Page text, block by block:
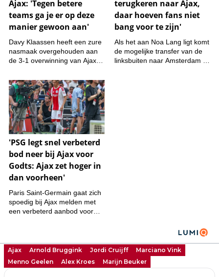
Ajax Arnold Bruggink Jordi Cruijff
Marciano Vink
Menno Geelen
Alex Kroes Marijn Beuker